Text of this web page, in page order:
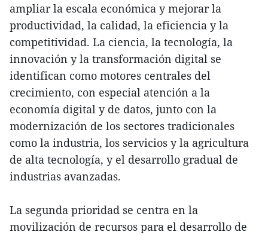
ampliar la escala económica y mejorar la
productividad, la calidad, la eficiencia y la
competitividad. La ciencia, la tecnología, la
innovación y la transformación digital se
identifican como motores centrales del
crecimiento, con especial atención a la
economía digital y de datos, junto con la
modernización de los sectores tradicionales
como la industria, los servicios y la agricultura
de alta tecnología, y el desarrollo gradual de
industrias avanzadas.
La segunda prioridad se centra en la
movilización de recursos para el desarrollo de